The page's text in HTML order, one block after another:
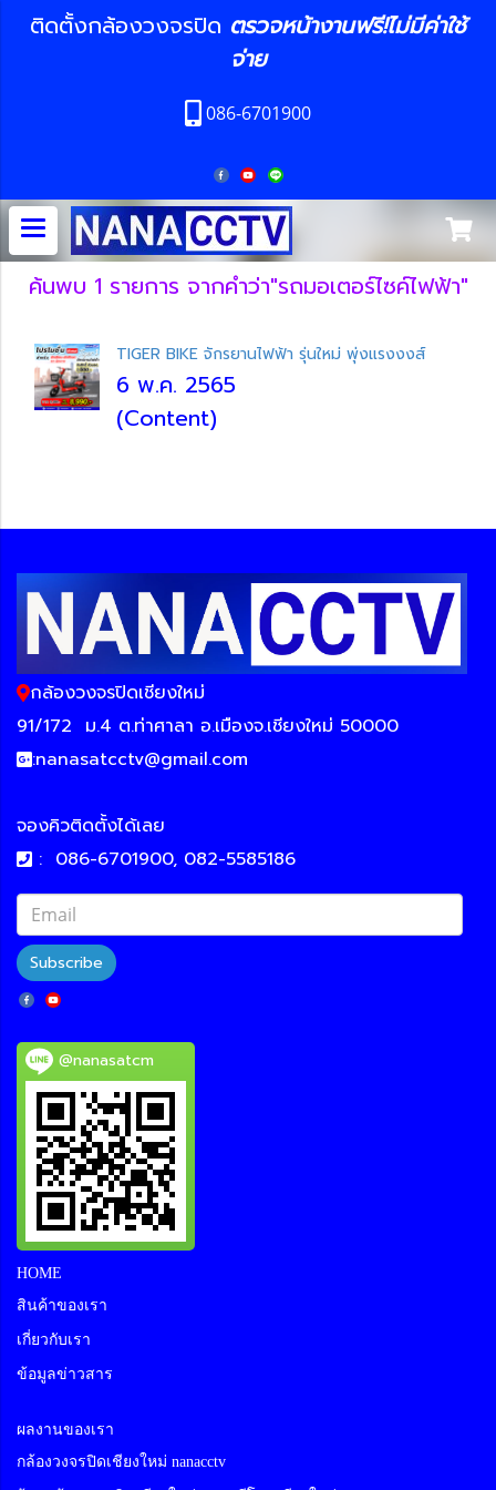
ติดตั้งกล้องวงจรปิด ตรวจหน้างานฟรี!ไม่มีค่าใช้
จ่าย
086-6701900
ค้นพบ 1 รายการ จากคำว่า"รถมอเตอร์ไซค์ไฟฟ้า"
TIGER BIKE จักรยานไฟฟ้า รุ่นใหม่ พุ่งแรงงงส์
6 พ.ค. 2565
(Content)
กล้องวงจรปิดเชียงใหม่
91/172 ม.4 ต.ท่าศาลา อ.เมืองจ.เชียงใหม่ 50000
:nanasatcctv@gmail.com
จองคิวติดตั้งได้เลย
: 086-6701900, 082-5585186
Subscribe
@nanasatcm
HOME
สินค้าของเรา
เกี่ยวกับเรา
ข้อมูลข่าวสาร
ผลงานของเรา
กล้องวงจรปิดเชียงใหม่ nanacctv